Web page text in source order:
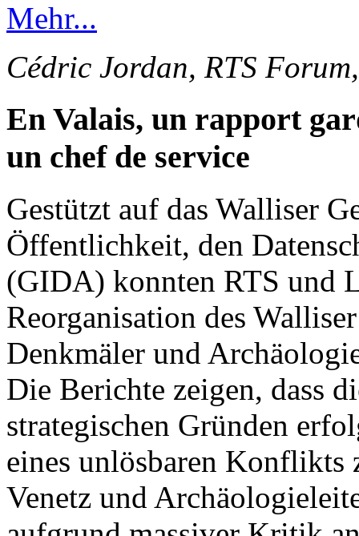
Mehr...
Cédric Jordan, RTS
En Valais, un rapport
un chef de service
Gestützt auf das Walliser
Öffentlichkeit, den
(GIDA) konnten RTS und
Reorganisation des
Denkmäler und
Die Berichte zeigen, dass
strategischen Gründen
eines unlösbaren Konflikts
Venetz und